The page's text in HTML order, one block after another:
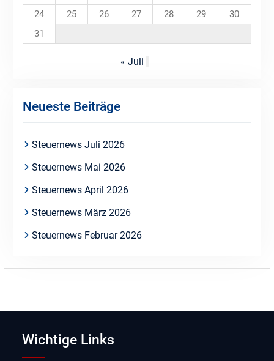
24
25 26 27 28 29
30
31
« Juli
Neueste Beiträge
Steuernews Juli 2026
Steuernews Mai 2026
Steuernews April 2026
Steuernews März 2026
Steuernews Februar 2026
Wichtige Links